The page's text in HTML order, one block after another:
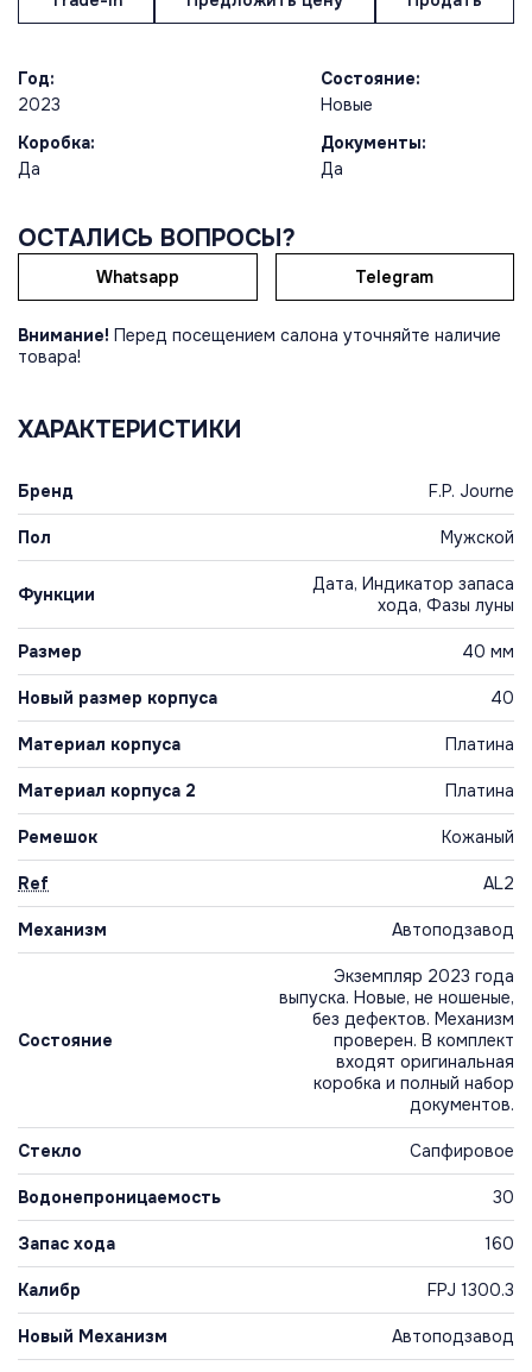
Год:
2023
Состояние:
Новые
Коробка:
Да
Документы:
Да
ОСТАЛИСЬ ВОПРОСЫ?
Whatsapp Telegram
Внимание! Перед посещением салона уточняйте наличие
товара!
ХАРАКТЕРИСТИКИ
Бренд F.P. Journe
Пол Мужской
Функции
Дата, Индикатор запаса
хода, Фазы луны
Размер 40 мм
Новый размер корпуса 40
Материал корпуса Платина
Материал корпуса 2 Платина
Ремешок Кожаный
Ref AL2
Механизм Автоподзавод
Состояние
Экземпляр 2023 года
выпуска. Новые, не ношеные,
без дефектов. Механизм
проверен. В комплект
входят оригинальная
коробка и полный набор
документов.
Стекло Сапфировое
Водонепроницаемость 30
Запас хода 160
Калибр FPJ 1300.3
Новый Механизм Автоподзавод